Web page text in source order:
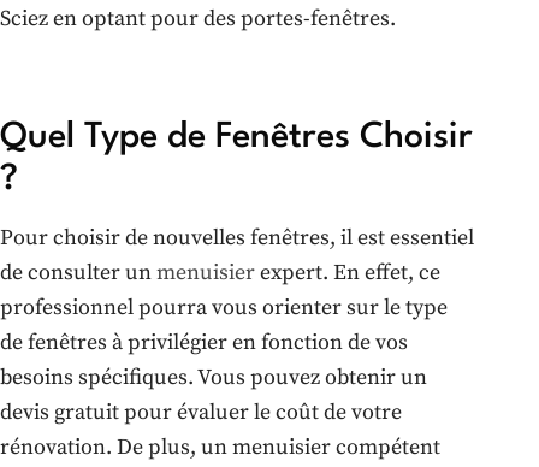
Sciez en optant pour des portes-fenêtres.
Quel Type de Fenêtres Choisir
?
Pour choisir de nouvelles fenêtres, il est essentiel
de consulter unmenuisierexpert. En effet, ce
professionnel pourra vous orienter sur le type
de fenêtres à privilégier en fonction de vos
besoins spécifiques. Vous pouvez obtenir un
devis gratuit pour évaluer le coût de votre
rénovation. De plus, un menuisier compétent